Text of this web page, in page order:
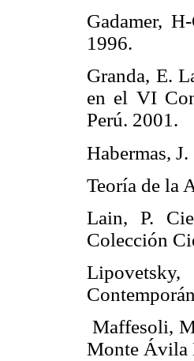
Gadamer,
1996.
Granda, E.
en el VI
Perú. 2001.
Habermas,
Teoría de la
Lain, P.
Colección
Maffesoli,
Monte Ávila